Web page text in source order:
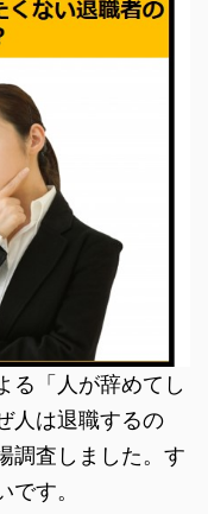
る「人が辞めてし
人は退職するの
調査しました。す
す。